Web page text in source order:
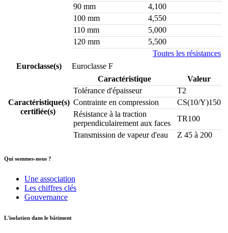
90 mm
4,100
100 mm
4,550
110 mm
5,000
120 mm
5,500
Toutes les résistances
Euroclasse(s)
Euroclasse F
Caractéristique(s)
certifiée(s)
Caractéristique
Valeur
Tolérance d'épaisseur
T2
Contrainte en compression
CS(10/Y)150
Résistance à la traction
perpendiculairement aux faces
TR100
Transmission de vapeur d'eau
Z 45 à 200
Qui sommes-nous ?
Une association
Les chiffres clés
Gouvernance
L'isolation dans le bâtiment